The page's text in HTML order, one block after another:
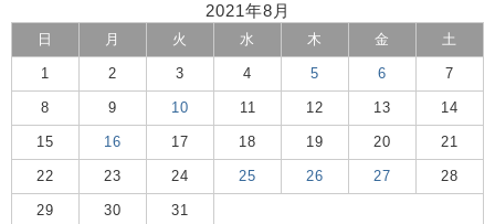
2021年8月
日 月 火 水 木 金 土
1 2 3 4 5 6 7
8 9 10 11 12 13 14
15 16 17 18 19 20 21
22 23 24 25 26 27 28
29 30 31